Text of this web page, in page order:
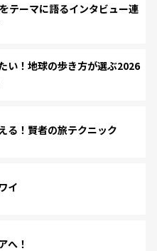
テーマに語るインタビュー連
い！地球の歩き方が選ぶ2026
る！賢者の旅テクニック
イ
へ！